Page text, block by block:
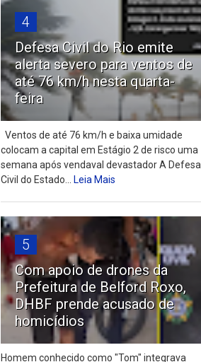
4
Defesa Civil do Rio emite
alerta severo para ventos de
até 76 km/h nesta quarta-
feira
Ventos de até 76 km/h e baixa umidade
colocam a capital em Estágio 2 de risco uma
semana após vendaval devastador A Defesa
Civil do Estado...Leia Mais
5
Com apoio de drones da
Prefeitura de Belford Roxo,
DHBF prende acusado de
homicídios
Homem conhecido como "Tom" integrava